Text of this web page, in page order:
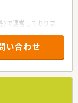
きたい方
ださい！
で運営しておりま
り、在宅業務も行っ
ます。
い合わせ